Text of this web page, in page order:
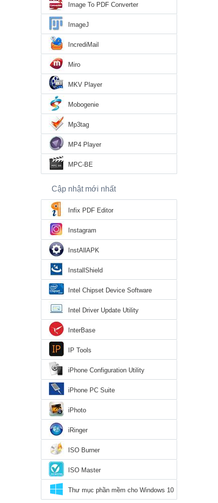
Image To PDF Converter
ImageJ
IncrediMail
Miro
MKV Player
Mobogenie
Mp3tag
MP4 Player
MPC-BE
Cập nhật mới nhất
Infix PDF Editor
Instagram
InstAllAPK
InstallShield
Intel Chipset Device Software
Intel Driver Update Utility
InterBase
IP Tools
iPhone Configuration Utility
iPhone PC Suite
iPhoto
iRinger
ISO Burner
ISO Master
Thư mục phần mềm cho Windows 10